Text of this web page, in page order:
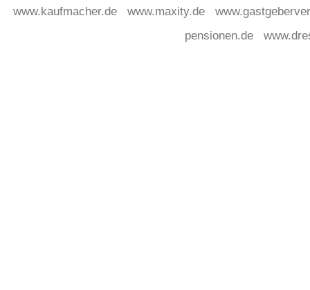
www.kaufmacher.de www.maxity.de
pensionen.de